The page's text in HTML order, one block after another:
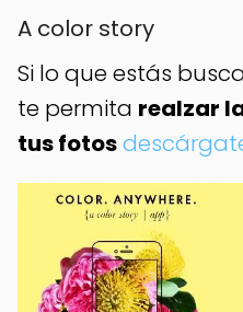
A color story
Si lo que estás
te permita realzar
tus fotos